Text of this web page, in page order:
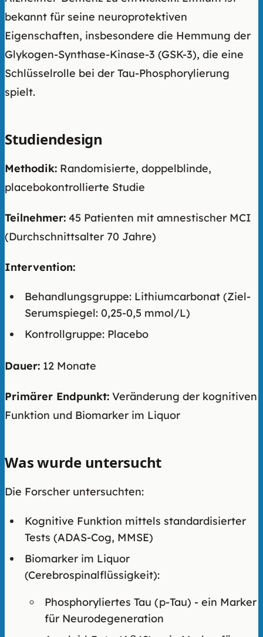
bekannt für seine neuroprotektiven
Eigenschaften, insbesondere die Hemmung der
Glykogen-Synthase-Kinase-3 (GSK-3), die eine
Schlüsselrolle bei der Tau-Phosphorylierung
spielt.
Studiendesign
Methodik: Randomisierte, doppelblinde,
placebokontrollierte Studie
Teilnehmer: 45 Patienten mit amnestischer MCI
(Durchschnittsalter 70 Jahre)
Intervention:
Behandlungsgruppe: Lithiumcarbonat (Ziel-
Serumspiegel: 0,25-0,5 mmol/L)
Kontrollgruppe: Placebo
Dauer: 12 Monate
Primärer Endpunkt: Veränderung der kognitiven
Funktion und Biomarker im Liquor
Was wurde untersucht
Die Forscher untersuchten:
Kognitive Funktion mittels standardisierter
Tests (ADAS-Cog, MMSE)
Biomarker im Liquor
(Cerebrospinalflüssigkeit):
Phosphoryliertes Tau (p-Tau) - ein Marker
für Neurodegeneration